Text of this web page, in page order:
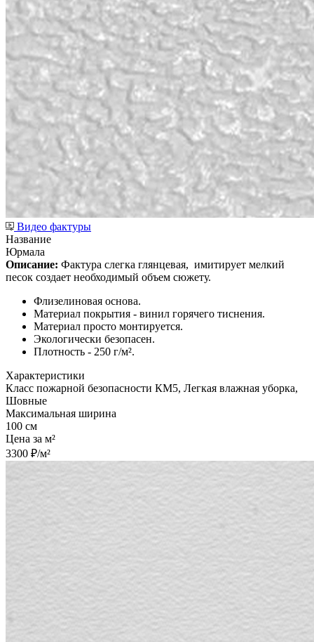
Видео фактуры
Название
Юрмала
Описание: Фактура слегка глянцевая, имитирует мелкий
песок создает необходимый объем сюжету.
Флизелиновая основа.
Материал покрытия - винил горячего тиснения.
Материал просто монтируется.
Экологически безопасен.
Плотность - 250 г/м².
Характеристики
Класс пожарной безопасности КМ5, Легкая влажная уборка,
Шовные
Максимальная ширина
100 см
Цена за м²
3300 ₽/м²